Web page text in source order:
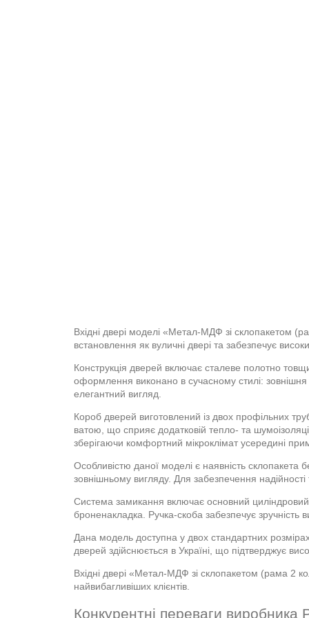
Вхідні двері моделі «Метал-МДФ зі склопакетом
встановлення як вуличні двері та забезпечує
Конструкція дверей включає сталеве полотно
оформлення виконано в сучасному стилі: зовнішня
елегантний вигляд.
Короб дверей виготовлений із двох профільних
ватою, що сприяє додатковій тепло- та
зберігаючи комфортний мікроклімат усередині
Особливістю даної моделі є наявність
зовнішньому вигляду. Для забезпечення надійності
Система замикання включає основний
броненакладка. Ручка-скоба забезпечує зручність
Дана модель доступна у двох стандартних
дверей здійснюється в Україні, що підтверджує
Вхідні двері «Метал-МДФ зі склопакетом (рама 2
найвибагливіших клієнтів.
Конкурентні переваги виробника